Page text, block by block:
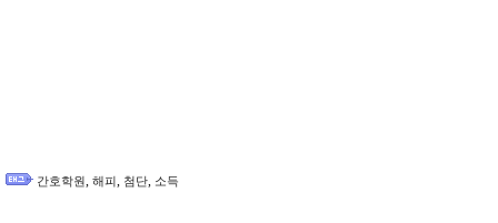
간호학원, 해피, 첨단, 소득